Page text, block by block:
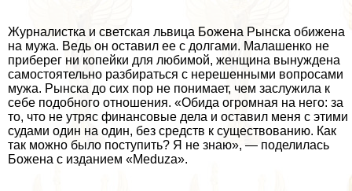
Журналистка и светская львица Божена Рынска обижена
на мужа. Ведь он оставил ее с долгами. Малашенко не
приберег ни копейки для любимой, женщина вынуждена
самостоятельно разбираться с нерешенными вопросами
мужа. Рынска до сих пор не понимает, чем заслужила к
себе подобного отношения. «Обида огромная на него: за
то, что не утряс финансовые дела и оставил меня с этими
судами один на один, без средств к существованию. Как
так можно было поступить? Я не знаю», — поделилась
Божена с изданием «Meduza».